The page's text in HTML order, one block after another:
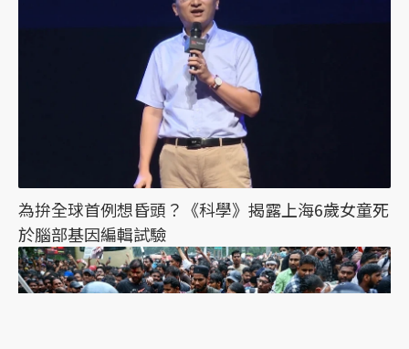
為拚全球首例想昏頭？《科學》揭露上海6歲女童死
於腦部基因編輯試驗